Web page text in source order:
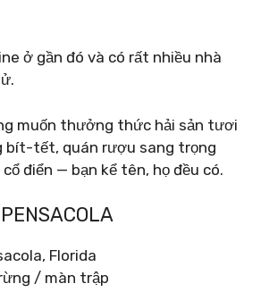
ở gần đó và có rất nhiều nhà
muốn thưởng thức hải sản tươi
bít-tết, quán rượu sang trọng
điển — bạn kể tên, họ đều có.
/ màn trập